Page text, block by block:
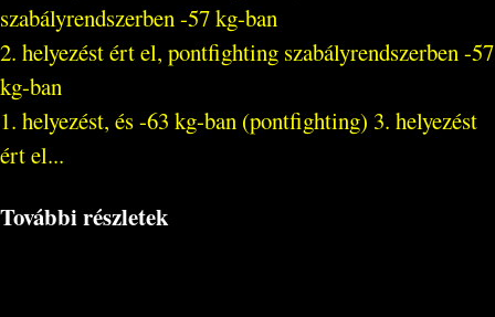
szabályrendszerben -57 kg-ban
2. helyezést ért el, pontfighting szabályrendszerben -57
kg-ban
1. helyezést, és -63 kg-ban (pontfighting) 3. helyezést
ért el...
További részletek